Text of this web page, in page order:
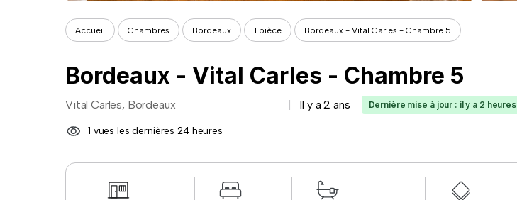
Accueil Chambres Bordeaux 1 pièce Bordeaux - Vital Carles - Chambre 5
Bordeaux - Vital Carles - Chambre 5
Vital Carles, Bordeaux Il y a 2 ans Dernière mise à jour : il y a 2 heures
1 vues les dernières 24 heures